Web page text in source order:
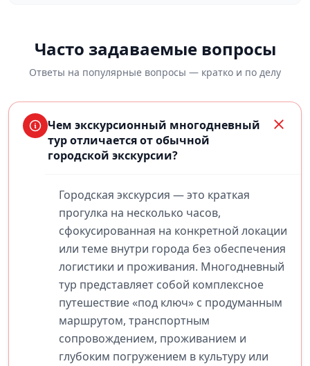
Часто задаваемые вопросы
Ответы на популярные вопросы — кратко и по делу
Чем экскурсионный многодневный
тур отличается от обычной
городской экскурсии?
Городская экскурсия — это краткая
прогулка на несколько часов,
сфокусированная на конкретной локации
или теме внутри города без обеспечения
логистики и проживания. Многодневный
тур представляет собой комплексное
путешествие «под ключ» с продуманным
маршрутом, транспортным
сопровождением, проживанием и
глубоким погружением в культуру или